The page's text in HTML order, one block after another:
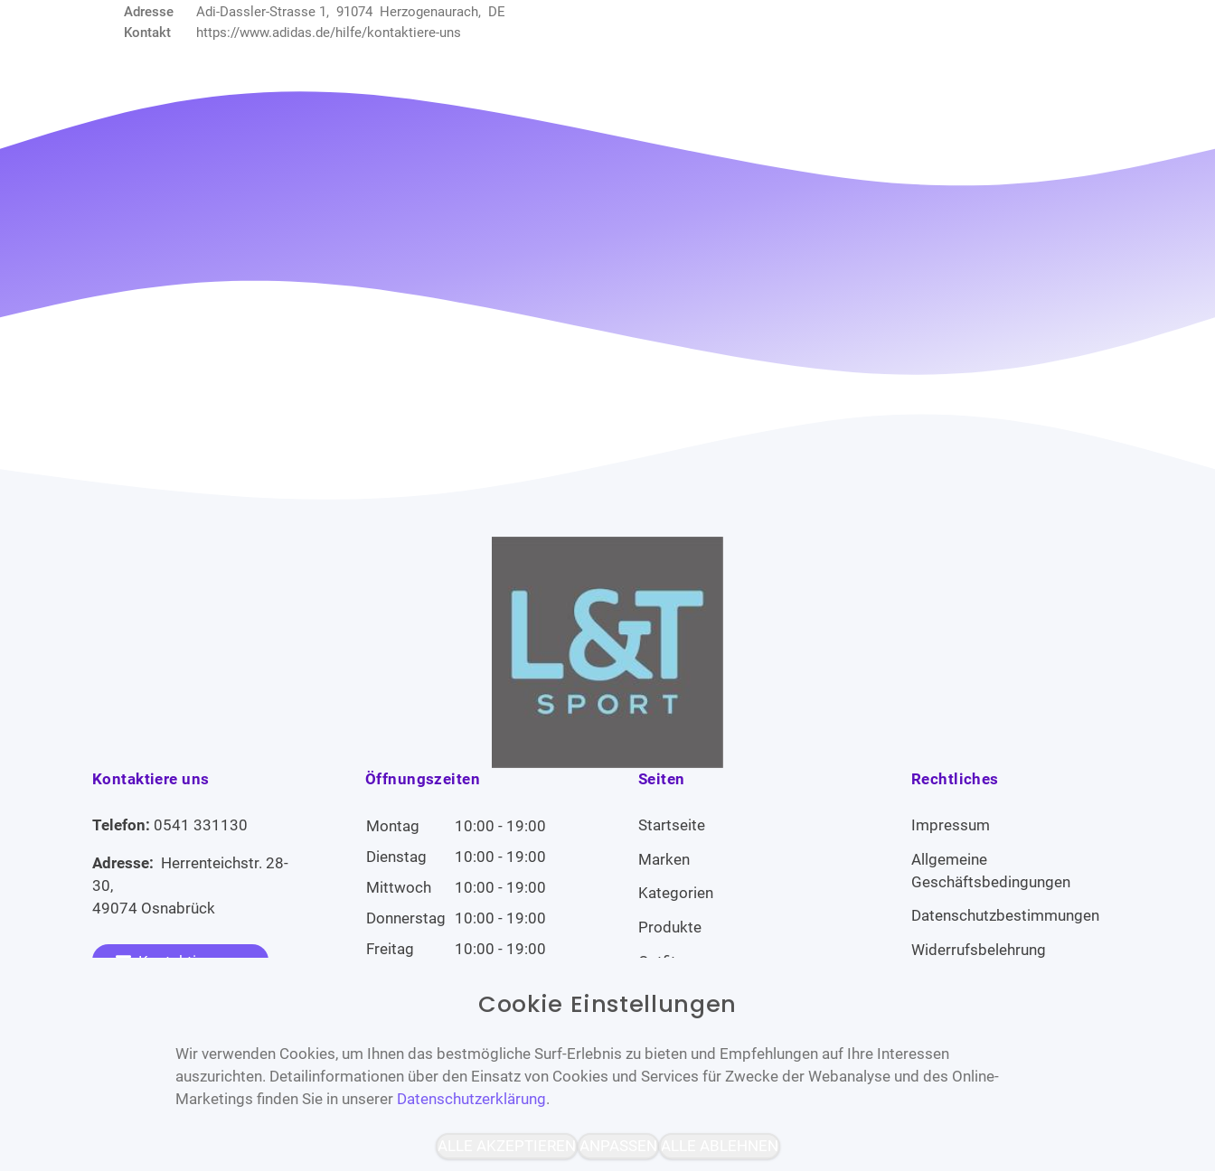
Adresse
Adi-Dassler-Strasse 1, 91074 Herzogenaurach, DE
Kontakt
https://www.adidas.de/hilfe/kontaktiere-uns
Kontaktiere uns
Telefon: 0541 331130
Adresse: Herrenteichstr. 28-
30,
49074 Osnabrück
Kontaktiere uns
Öffnungszeiten
Montag
10:00 - 19:00
Dienstag
10:00 - 19:00
Mittwoch
10:00 - 19:00
Donnerstag 10:00 - 19:00
Freitag
10:00 - 19:00
Geschlossen
Seiten
Startseite
Marken
Kategorien
Produkte
Outfits
Rechtliches
Impressum
Allgemeine
Geschäftsbedingungen
Datenschutzbestimmungen
Widerrufsbelehrung
Bereitgestellt von
Cookie Einstellungen
Wir verwenden Cookies, um Ihnen das bestmögliche Surf-Erlebnis zu bieten und Empfehlungen auf Ihre Interessen
auszurichten. Detailinformationen über den Einsatz von Cookies und Services für Zwecke der Webanalyse und des Online-
Marketings finden Sie in unserer Datenschutzerklärung.
ALLE AKZEPTIEREN ANPASSEN ALLE ABLEHNEN